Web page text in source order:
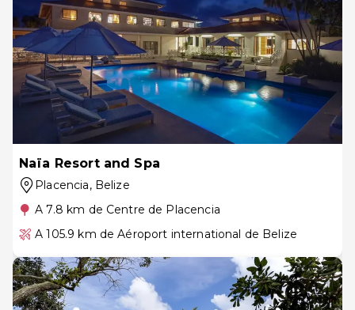
Naïa Resort and Spa
Placencia, Belize
A 7.8 km de Centre de Placencia
A 105.9 km de Aéroport international de Belize